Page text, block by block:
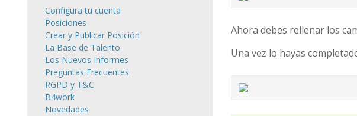
Ahora debes rellenar los
Una vez lo hayas
Configura tu cuenta
Posiciones
Crear y Publicar Posición
La Base de Talento
Los Nuevos Informes
Preguntas Frecuentes
RGPD y T&C
B4work
Novedades